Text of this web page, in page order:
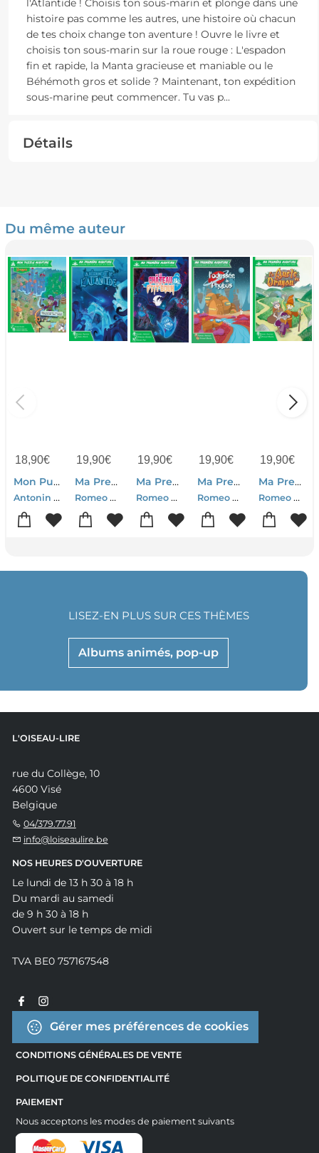
l'Atlantide ! Choisis ton sous-marin et plonge dans une
histoire pas comme les autres, une histoire où chacun
de tes choix change ton aventure ! Ouvre le livre et
choisis ton sous-marin sur la roue rouge : L'espadon
fin et rapide, la Manta gracieuse et maniable ou le
Béhémoth gros et solide ? Maintenant, ton expédition
sous-marine peut commencer. Tu vas p...
Détails
Du même auteur
18,90€
Mon Puzzle Aventure : Dragon
Antonin Boccara-Romaric Galonnier-Arnaud Boutle-Romeo Hennion-Clement Leclercq
19,90€
Ma Premiere Aventure, L'histoire Dont Tu Es Le Tout Petit Heros : La Decouverte De L'atlantide
Romeo Hennion
19,90€
Ma Premiere Aventure, L'histoire Dont Tu Es Le Tout Petit Heros : Le Chateau De P'tit-bouh
Romeo Hennion-Florian Fay
19,90€
Ma Premiere Aventure, L'histoire Dont Tu Es Le Tout Petit Heros : L'odyssee Du Phobos
Romeo Hennion
19,90€
Ma Premiere Aventure, L'histoire Dont Tu Es Le Tout Petit Heros : En Quete Du Dragon
Romeo Hennion
Albums animés, pop-up
LISEZ-EN PLUS SUR CES THÈMES
L'OISEAU-LIRE
rue du Collège, 10
4600 Visé
Belgique
04/379.77.91
info@loiseaulire.be
NOS HEURES D'OUVERTURE
Le lundi de 13 h 30 à 18 h
Du mardi au samedi
de 9 h 30 à 18 h
Ouvert sur le temps de midi
TVA BE0 757167548
Gérer mes préférences de cookies
CONDITIONS GÉNÉRALES DE VENTE
POLITIQUE DE CONFIDENTIALITÉ
PAIEMENT
Nous acceptons les modes de paiement suivants